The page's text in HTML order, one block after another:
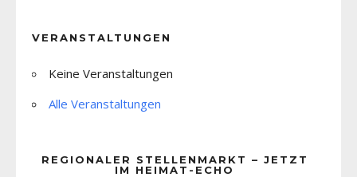
VERANSTALTUNGEN
Keine Veranstaltungen
Alle Veranstaltungen
REGIONALER STELLENMARKT – JETZT
IM HEIMAT-ECHO